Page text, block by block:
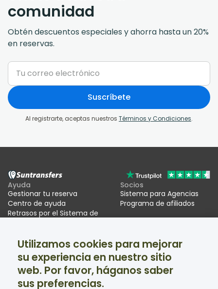
comunidad
Obtén descuentos especiales y ahorra hasta un 20%
en reservas.
Suscríbete
Al registrarte, aceptas nuestros Términos y Condiciones.
Ayuda
Gestionar tu reserva
Centro de ayuda
Retrasos por el Sistema de
Socios
Sistema para Agencias
Programa de afiliados
Suntransfers
Quiénes somos
Reseñas
Estaciones de esquí
Redes sociales
Facebook
Ayuda disponible 24/7
Utilizamos cookies para mejorar
su experiencia en nuestro sitio
web. Por favor, háganos saber
sus preferencias.